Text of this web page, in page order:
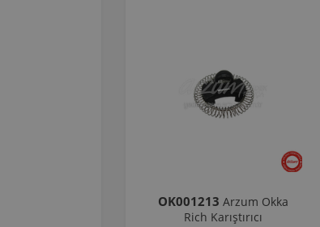
OK001213 Arzum Okka
Rich Karıştırıcı